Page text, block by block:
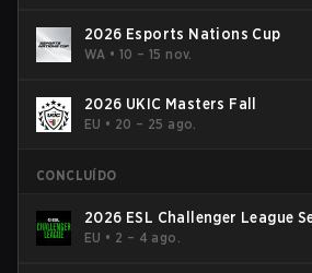
2026 Esports Nations Cup
WA •10 – 15 nov.
2026 UKIC Masters Fall
EU • 20 – 25 ago.
CONCLUÍDO
2026 ESL Challenger League
- Cup #2
EU • 2 – 4 ago.